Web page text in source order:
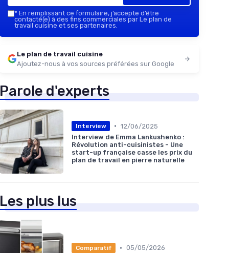
* En remplissant ce formulaire, j’accepte d’être
contacté(e) à des fins commerciales par Le plan de
travail cuisine et ses partenaires.
Le plan de travail cuisine
Ajoutez-nous à vos sources préférées sur Google
Parole d'experts
Interview • 12/06/2025
Interview de Emma Lankushenko :
Révolution anti-cuisinistes - Une
start-up française casse les prix du
plan de travail en pierre naturelle
Les plus lus
Comparatif • 05/05/2026